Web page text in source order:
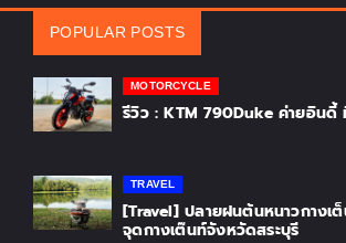
POPULAR POSTS
MOTORCYCLE
รีวิว : KTM 790Duke ค่ายอินดี้
TRAVEL
[Travel] ปลายฝนต้นหนาวกางเ
จุดกางเต๊นท์จังหวัดสระบุรี